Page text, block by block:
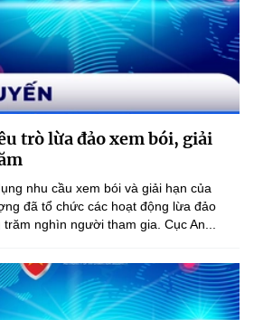
chất lượng
tử
English
VÀ CÔNG NGHỆ
AND TECHNOLOGY
trò lừa đảo xem bói, giải
nhu cầu xem bói và giải hạn của
đã tổ chức các hoạt động lừa đảo
nghìn người tham gia. Cục An...